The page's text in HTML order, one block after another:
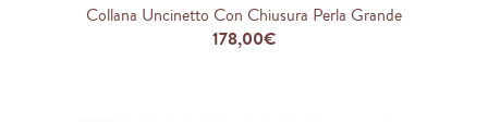
Collana Uncinetto Con Chiusura Perla Grande
178,00€